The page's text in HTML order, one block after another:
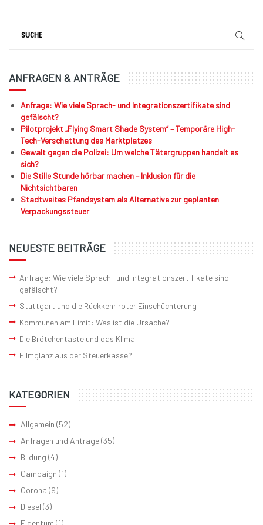
ANFRAGEN & ANTRÄGE
Anfrage: Wie viele Sprach- und Integrationszertifikate sind
gefälscht?
Pilotprojekt „Flying Smart Shade System“ – Temporäre High-
Tech-Verschattung des Marktplatzes
Gewalt gegen die Polizei: Um welche Tätergruppen handelt es
sich?
Die Stille Stunde hörbar machen – Inklusion für die
Nichtsichtbaren
Stadtweites Pfandsystem als Alternative zur geplanten
Verpackungssteuer
NEUESTE BEITRÄGE
Anfrage: Wie viele Sprach- und Integrationszertifikate sind
gefälscht?
Stuttgart und die Rückkehr roter Einschüchterung
Kommunen am Limit: Was ist die Ursache?
Die Brötchentaste und das Klima
Filmglanz aus der Steuerkasse?
KATEGORIEN
Allgemein (52)
Anfragen und Anträge(35)
Bildung (4)
Campaign (1)
Corona (9)
Diesel (3)
Eigentum (1)